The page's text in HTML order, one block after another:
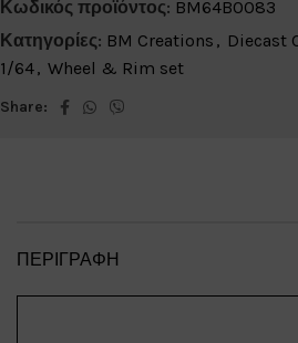
Κωδικός προϊόντος: BM64B0083
Κατηγορίες: BM Creations , Diecast
1/64, Wheel & Rim set
Share:
ΠΕΡΙΓΡΑΦΉ